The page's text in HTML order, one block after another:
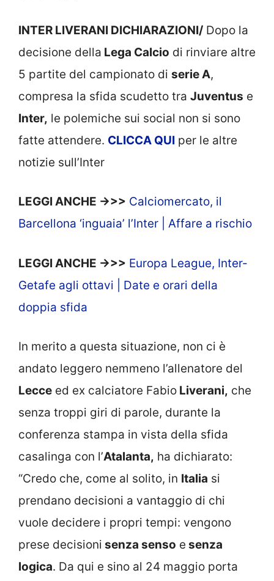
INTER LIVERANI DICHIARAZIONI/ Dopo la
decisione della Lega Calcio di rinviare altre
5 partite del campionato di serie A,
compresa la sfida scudetto tra Juventus e
Inter, le polemiche sui social non si sono
fatte attendere. CLICCA QUI per le altre
notizie sull’Inter
LEGGI ANCHE ->>> Calciomercato, il
Barcellona ‘inguaia’ l’Inter | Affare a rischio
LEGGI ANCHE ->>> Europa League, Inter-
Getafe agli ottavi | Date e orari della
doppia sfida
In merito a questa situazione, non ci è
andato leggero nemmeno l’allenatore del
Lecce ed ex calciatore Fabio Liverani, che
senza troppi giri di parole, durante la
conferenza stampa in vista della sfida
casalinga con l’Atalanta, ha dichiarato:
“Credo che, come al solito, in Italia si
prendano decisioni a vantaggio di chi
vuole decidere i propri tempi: vengono
prese decisioni senza senso e senza
logica. Da qui e sino al 24 maggio porta